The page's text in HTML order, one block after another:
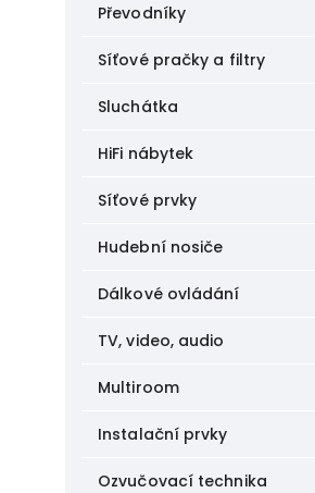
Převodníky
Síťové pračky a filtry
Sluchátka
HiFi nábytek
Síťové prvky
Hudební nosiče
Dálkové ovládání
TV, video, audio
Multiroom
Instalační prvky
Ozvučovací technika